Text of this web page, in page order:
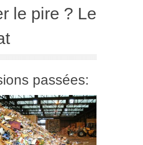
le pire ? Le
passées: